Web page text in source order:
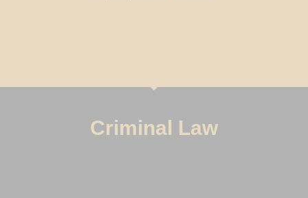
Criminal Law